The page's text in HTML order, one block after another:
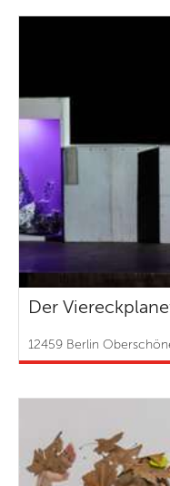
Der
12459 Berlin